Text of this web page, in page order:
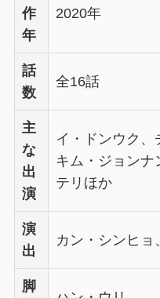
作
年
2020年
話
数
全16話
主
な
出
演
イ・ドンウク、
キム・ジョンナ
テリほか
演
出
カン・シンヒョ
脚